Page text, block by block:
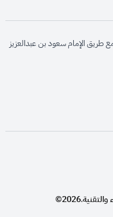
طريق الإمام سعود بن عبدالعزيز
opens in
.
2026©